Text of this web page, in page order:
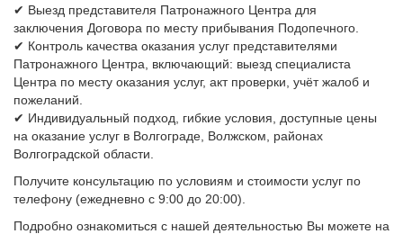
✔ Выезд представителя Патронажного Центра для
заключения Договора по месту прибывания Подопечного.
✔ Контроль качества оказания услуг представителями
Патронажного Центра, включающий: выезд специалиста
Центра по месту оказания услуг, акт проверки, учёт жалоб и
пожеланий.
✔ Индивидуальный подход, гибкие условия, доступные цены
на оказание услуг в Волгограде, Волжском, районах
Волгоградской области.
Получите консультацию по условиям и стоимости услуг по
телефону (ежедневно с 9:00 до 20:00).
Подробно ознакомиться с нашей деятельностью Вы можете на